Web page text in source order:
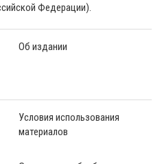
Федерации).
Об издании
Условия использования
материалов